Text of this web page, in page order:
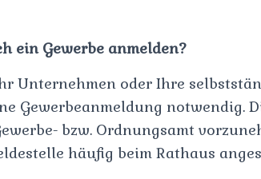
ein Gewerbe anmelden?
Unternehmen oder Ihre
Gewerbeanmeldung notwendig.
bzw. Ordnungsamt
häufig beim Rathaus